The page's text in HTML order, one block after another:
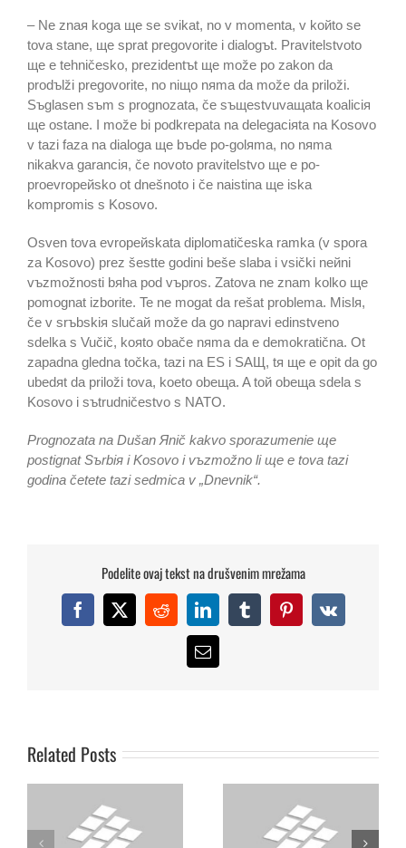
– Ne znaя koga щe se svikat, no v momenta, v koйto se
tova stane, щe sprat pregovorite i dialogъt. Pravitelstvoto
щe e tehničesko, prezidentъt щe može po zakon da
prodъlži pregovorite, no niщo nяma da može da priloži.
Sъglasen sъm s prognozata, če sъщestvuvaщata koaliciя
щe ostane. I može bi podkrepata na delegaciяta na Kosovo
v tazi faza na dialoga щe bъde po-golяma, no nяma
nikakva garanciя, če novoto pravitelstvo щe e po-
proevropeйsko ot dnešnoto i če naistina щe iska
kompromis s Kosovo.
Osven tova evropeйskata diplomatičeska ramka (v spora
za Kosovo) prez šestte godini beše slaba i vsički neйni
vъzmožnosti bяha pod vъpros. Zatova ne znam kolko щe
pomognat izborite. Te ne mogat da rešat problema. Mislя,
če v srъbskiя slučaй može da go napravi edinstveno
sdelka s Vučič, koяto obače nяma da e demokratična. Ot
zapadna gledna točka, tazi na ES i SAЩ, tя щe e opit da go
ubedяt da priloži tova, koeto obeщa. A toй obeщa sdela s
Kosovo i sъtrudničestvo s NATO.
Prognozata na Dušan Яnič kakvo sporazumenie щe
postignat Sъrbiя i Kosovo i vъzmožno li щe e tova tazi
godina četete tazi sedmica v „Dnevnik“.
Podelite ovaj tekst na drušvenim mrežama
Facebook
X RedditLinkedInTumblrPinterest
Vk
Email
Related Posts
Belief)
demokratskih institucija